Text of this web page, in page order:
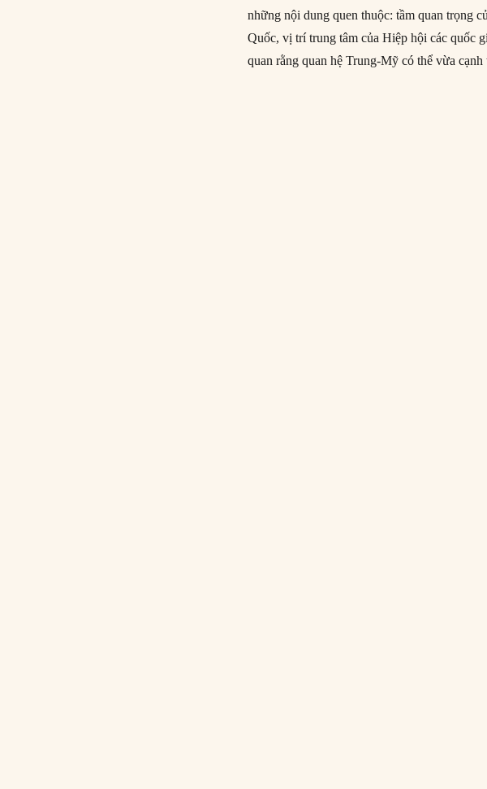
những nội dung quen thuộc: tầm quan trọng
Quốc, vị trí trung tâm của Hiệp hội các
quan rằng quan hệ Trung-Mỹ có thể vừa